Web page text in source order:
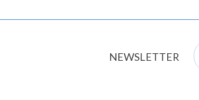
NEWSLETTER